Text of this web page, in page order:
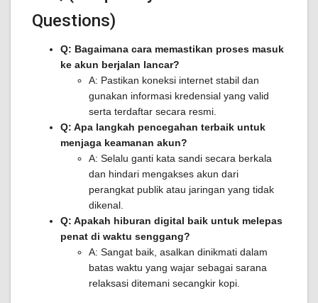
Questions)
Q: Bagaimana cara memastikan proses masuk
ke akun berjalan lancar?
A: Pastikan koneksi internet stabil dan
gunakan informasi kredensial yang valid
serta terdaftar secara resmi.
Q: Apa langkah pencegahan terbaik untuk
menjaga keamanan akun?
A: Selalu ganti kata sandi secara berkala
dan hindari mengakses akun dari
perangkat publik atau jaringan yang tidak
dikenal.
Q: Apakah hiburan digital baik untuk melepas
penat di waktu senggang?
A: Sangat baik, asalkan dinikmati dalam
batas waktu yang wajar sebagai sarana
relaksasi ditemani secangkir kopi.